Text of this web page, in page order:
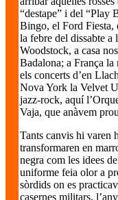
“destape” i del “Play
Bingo, el Ford Fiesta,
la febre del dissabte
Woodstock, a casa
Badalona; a França la
els concerts d’en
Nova York la Velvet
jazz-rock, aquí
Vaja, que anàvem
Tants canvis hi varen
transformaren en
negra com les idees
uniforme feia olor a
sòrdids on es
casernes militars,